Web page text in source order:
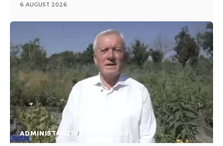
6 AUGUST 2026
ADMINISTRATIV STIRI BUZAU